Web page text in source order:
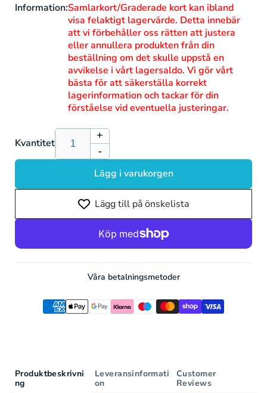
Information:Samlarkort/Graderade kort kan ibland
visa felaktigt lagervärde. Detta innebär
att vi förbehåller oss rätten att justera
eller annullera produkten från din
beställning om det skulle uppstå en
avvikelse i vårt lagersaldo. Vi gör vårt
bästa för att säkerställa korrekt
lagerinformation och tackar för din
förståelse vid eventuella justeringar.
Kvantitet
Öka
kvantitet
Steelix
M1L
073/063
AR
+
Minska
kvantitet
för
Steelix
M1L
073/063
AR
-
Lägg i varukorgen
Lägg till på önskelista
Våra betalningsmetoder
Produktbeskrivni
ng
Leveransinformati
on
Customer
Reviews